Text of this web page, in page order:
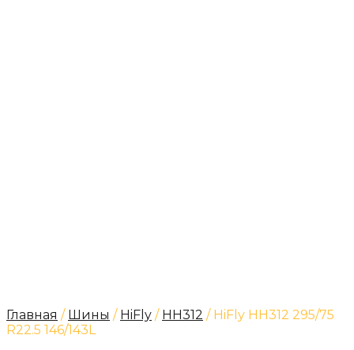
Главная / Шины / HiFly / HH312 / HiFly HH312 295/75
R22.5 146/143L